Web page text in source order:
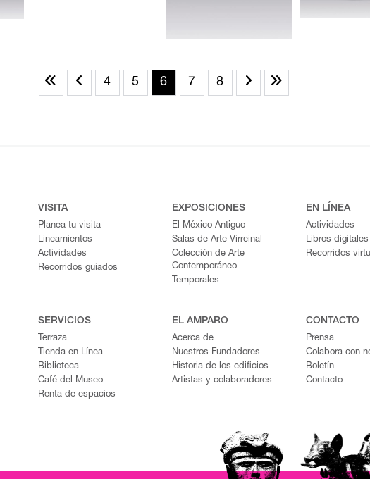
4 5 6 7 8
VISITA
Planea tu visita
Lineamientos
Actividades
Recorridos guiados
EXPOSICIONES
El México Antiguo
Salas de Arte Virreinal
Colección de Arte
Contemporáneo
Temporales
EN LÍNEA
Actividades
Libros digitales
Recorridos
SERVICIOS
Terraza
Tienda en Línea
Biblioteca
Café del Museo
Renta de espacios
EL AMPARO
Acerca de
Nuestros Fundadores
Historia de los edificios
Artistas y colaboradores
CONTACTO
Prensa
Colabora con
Boletín
Contacto